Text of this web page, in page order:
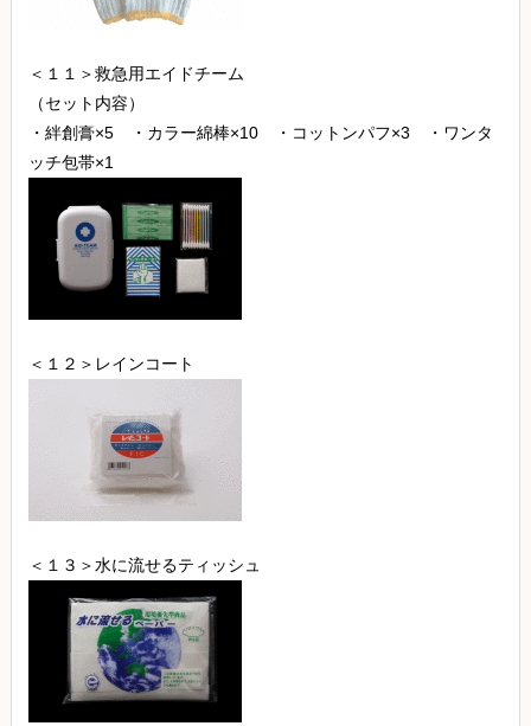
＜１１＞救急用エイドチーム
（セット内容）
・絆創膏×5 ・カラー綿棒×10 ・コットンパフ×3 ・ワンタ
ッチ包帯×1
＜１２＞レインコート
＜１３＞水に流せるティッシュ